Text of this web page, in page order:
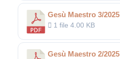
Gesù Maestro 3/2025
1 file4.00 KB
Gesù Maestro 2/2025